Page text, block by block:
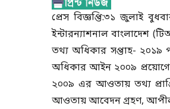
প্রেস বিজ্ঞপ্তি:৩১ জুলাই
ইন্টারন্যাশনাল বাংলাদেশ
তথ্য অধিকার সপ্তাহ- ২০১৯
অধিকার আইন ২০০৯ প্রয়োগে
২০০৯ এর আওতায় তথ্য
আওতায় আবেদন গ্রহণ,